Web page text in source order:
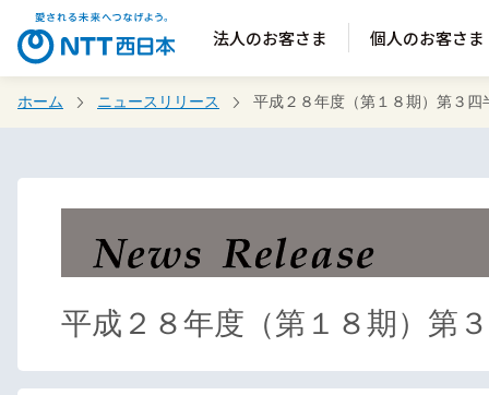
法人のお客さま 個人のお客さま
ホーム ニュースリリース 平成２８年度（第１８期）第３四
平成２８年度（第１８期）第